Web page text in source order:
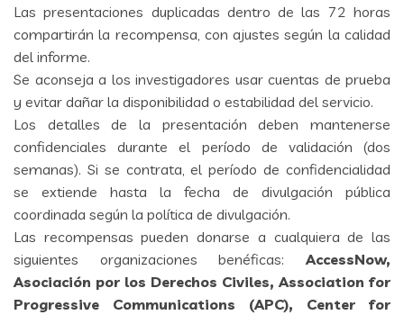
Las presentaciones duplicadas dentro de las 72 horas
compartirán la recompensa, con ajustes según la calidad
del informe.
Se aconseja a los investigadores usar cuentas de prueba
y evitar dañar la disponibilidad o estabilidad del servicio.
Los detalles de la presentación deben mantenerse
confidenciales durante el período de validación (dos
semanas). Si se contrata, el período de confidencialidad
se extiende hasta la fecha de divulgación pública
coordinada según la política de divulgación.
Las recompensas pueden donarse a cualquiera de las
siguientes organizaciones benéficas: AccessNow,
Asociación por los Derechos Civiles, Association for
Progressive Communications (APC), Center for